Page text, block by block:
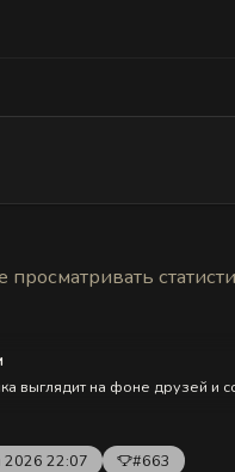
выглядит на фоне друзей и
2026 22:07 #663